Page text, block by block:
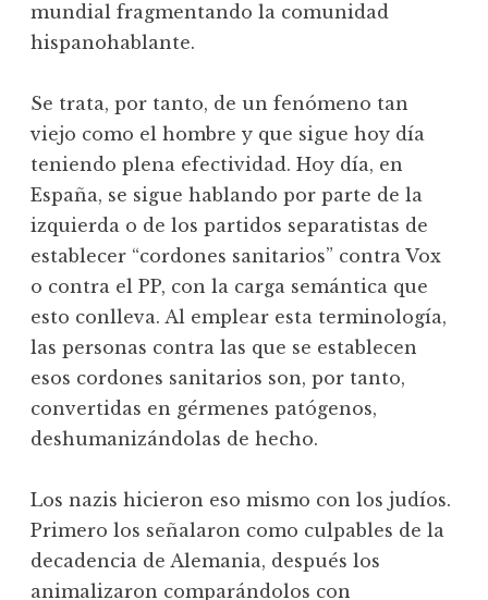
mundial fragmentando la comunidad
hispanohablante.
Se trata, por tanto, de un fenómeno tan
viejo como el hombre y que sigue hoy día
teniendo plena efectividad. Hoy día, en
España, se sigue hablando por parte de la
izquierda o de los partidos separatistas de
establecer “cordones sanitarios” contra Vox
o contra el PP, con la carga semántica que
esto conlleva. Al emplear esta terminología,
las personas contra las que se establecen
esos cordones sanitarios son, por tanto,
convertidas en gérmenes patógenos,
deshumanizándolas de hecho.
Los nazis hicieron eso mismo con los judíos.
Primero los señalaron como culpables de la
decadencia de Alemania, después los
animalizaron comparándolos con